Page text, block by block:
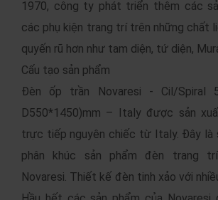
1970, công ty phát triển thêm các
các phụ kiện trang trí trên những chất
quyến rũ hơn như tam diện, tứ diện,
Cấu tạo sản phẩm
Đèn ốp trần Novaresi - Cil/Spiral
D550*1450)mm – Italy được sản
trực tiếp nguyên chiếc từ Italy. Đây là
phân khúc sản phẩm đèn trang
Novaresi. Thiết kế đèn tinh xảo với